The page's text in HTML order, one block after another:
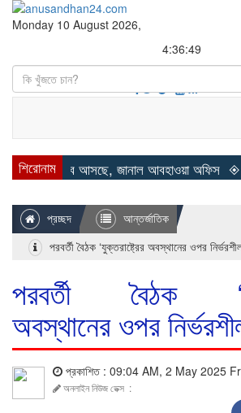
Monday 10 August 2026,
4:36:50
Search
শিরোনাম
কবে আসছে, জানাল আবহাওয়া অফিস ◈ নানা
প্রচ্ছদ
আন্তর্জাতিক
পরবর্তী বৈঠক ‘যুক্তরাষ্ট্রের অবস্থানের ওপর
পরবর্তী বৈঠক
অবস্থানের ওপর
প্রকাশিত : 09:04 AM, 2 May 2025
অনলাইন নিউজ ডেক্স :